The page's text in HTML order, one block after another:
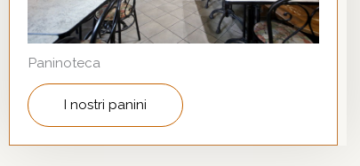
Paninoteca
I nostri panini